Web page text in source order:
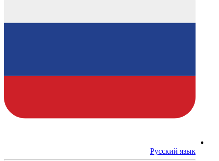
Русский язык